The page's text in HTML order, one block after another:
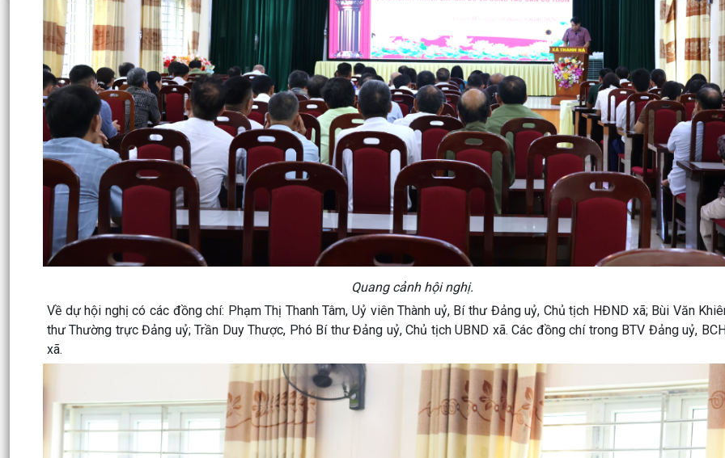
Quang cảnh hội nghị.
Về dự hội nghị có các đồng chí: Phạm Thị Thanh Tâm, Uỷ viên Thành uỷ, Bí thư Đảng uỷ, Chủ tịch HĐND xã; Bùi Văn
thư Thường trực Đảng uỷ; Trần Duy Thược, Phó Bí thư Đảng uỷ, Chủ tịch UBND xã. Các đồng chí trong BTV Đảng uỷ,
xã.